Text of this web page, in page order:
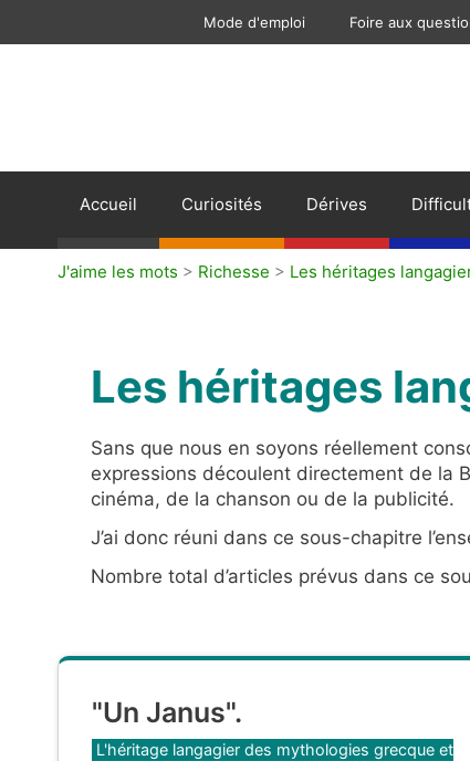
Mode d'emploi Foire aux
Accueil Curiosités Dérives
J'aime les mots > Richesse > Les héritages
Les héritages
Sans que nous en soyons réellement
expressions découlent directement de la
cinéma, de la chanson ou de la publicité.
J’ai donc réuni dans ce sous-chapitre
Nombre total d’articles prévus dans ce
"Un Janus".
Catégories
L'héritage langagier des mythologies grecque et